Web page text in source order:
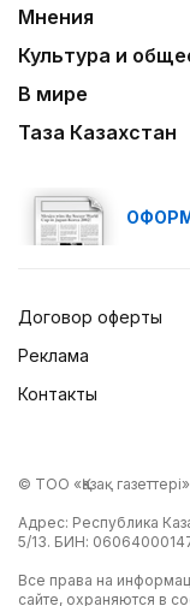
Мнения
Культура и
В мире
Таза Казахстан
Договор оферты
Реклама
Контакты
© ТОО «Қазақ
Адрес: Республика
5/13. БИН:
Все права на
сайте, охраняются в